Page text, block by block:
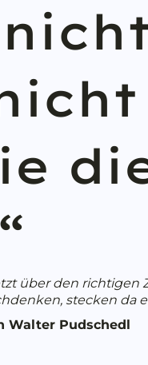
über den
stecken da
Walter Pudschedl